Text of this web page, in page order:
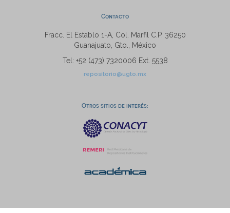
Contacto
Fracc. El Establo 1-A, Col. Marfil C.P. 36250
Guanajuato, Gto., México
Tel: +52 (473) 7320006 Ext. 5538
repositorio@ugto.mx
Otros sitios de interés: